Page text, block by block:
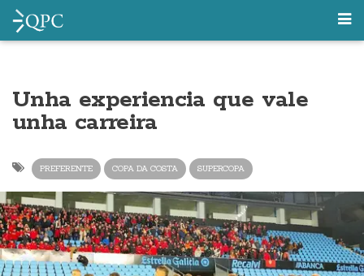
Unha experiencia que vale
unha carreira
PREFERENTE COPA DA COSTA SUPERCOPA